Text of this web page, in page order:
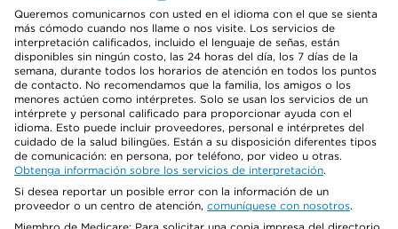
Queremos comunicarnos con usted en el idioma con el que se sienta
más cómodo cuando nos llame o nos visite. Los servicios de
interpretación calificados, incluido el lenguaje de señas, están
disponibles sin ningún costo, las 24 horas del día, los 7 días de la
semana, durante todos los horarios de atención en todos los puntos
de contacto. No recomendamos que la familia, los amigos o los
menores actúen como intérpretes. Solo se usan los servicios de un
intérprete y personal calificado para proporcionar ayuda con el
idioma. Esto puede incluir proveedores, personal e intérpretes del
cuidado de la salud bilingües. Están a su disposición diferentes tipos
de comunicación: en persona, por teléfono, por video u otras.
Obtenga información sobre los servicios de interpretación.
Si desea reportar un posible error con la información de un
proveedor o un centro de atención, comuníquese con nosotros.